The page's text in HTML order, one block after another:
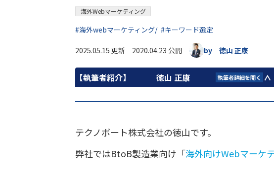
受託加工業向け
用途開発向け
Webサイト制作/改修
製品サイト制作
ランディングページ(LP)
→コンテンツ制作
ホワイトペーパー
インタビュー記事
動画制作
自社分析
市場調査
コンテンツ制作
SEO対策
広告運用
AI検索対策
改善編
アクセス数向上
リードナーチャリング
問い合わせ率向上
海外Webマーケティング
#海外webマーケティング #キーワード選定
2025.05.15 更新 2020.04.23 公開 by 徳山 正康
【執筆者紹介】 徳山 正康 執筆者詳細を開く
テクノポート株式会社の徳山です。
弊社ではBtoB製造業向け「海外向けWebマーケ